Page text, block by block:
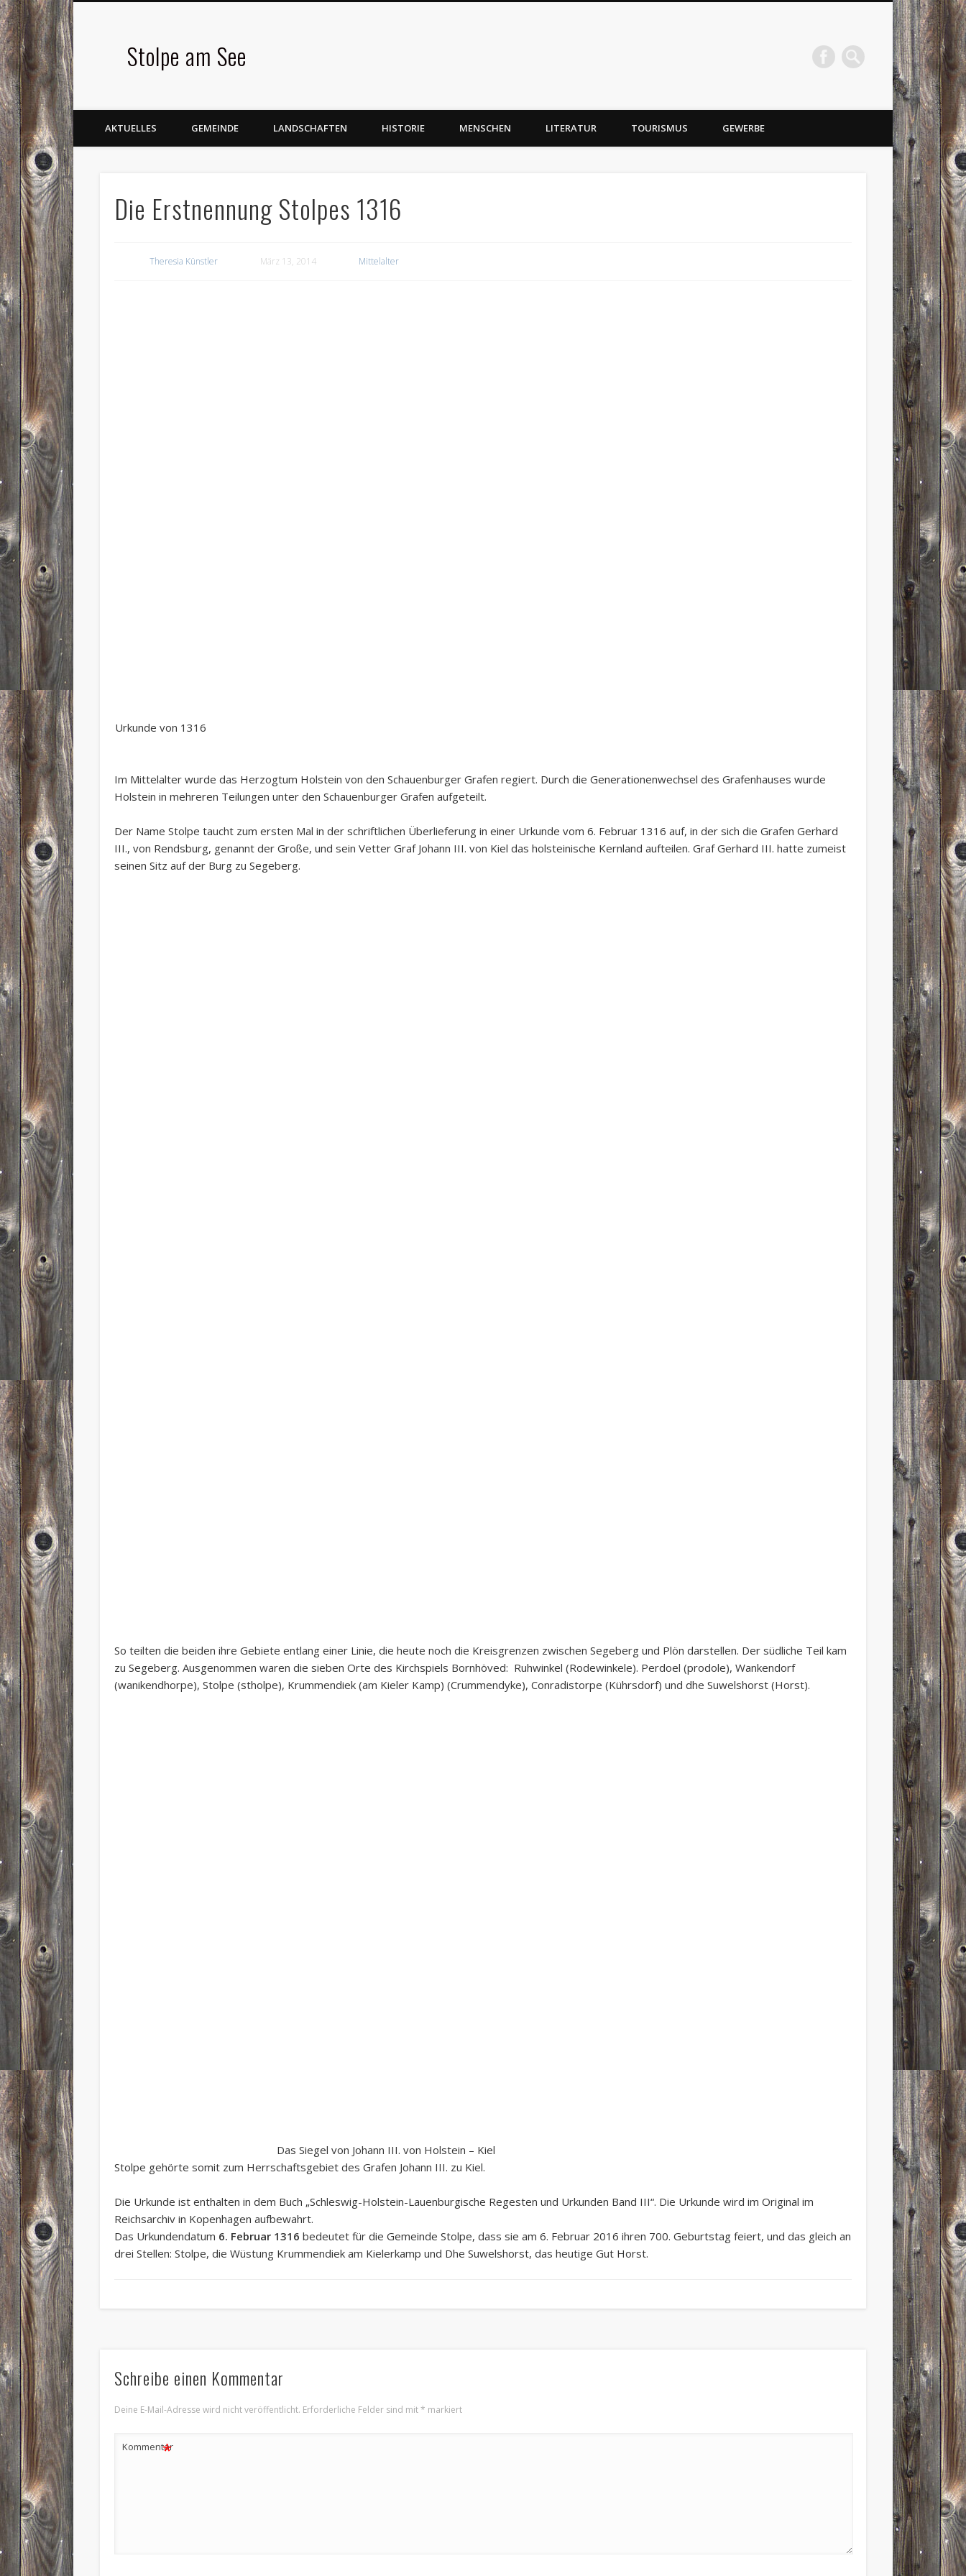
Stolpe am See
Facebook
AKTUELLES GEMEINDE LANDSCHAFTEN HISTORIE MENSCHEN LITERATUR TOURISMUS GEWERBE
Die Erstnennung Stolpes 1316
Theresia Künstler März 13, 2014 Mittelalter
Urkunde von 1316
Im Mittelalter wurde das Herzogtum Holstein von den Schauenburger Grafen regiert. Durch die Generationenwechsel des Grafenhauses wurde
Holstein in mehreren Teilungen unter den Schauenburger Grafen aufgeteilt.
Der Name Stolpe taucht zum ersten Mal in der schriftlichen Überlieferung in einer Urkunde vom 6. Februar 1316 auf, in der sich die Grafen Gerhard
III., von Rendsburg, genannt der Große, und sein Vetter Graf Johann III. von Kiel das holsteinische Kernland aufteilen. Graf Gerhard III. hatte zumeist
seinen Sitz auf der Burg zu Segeberg.
So teilten die beiden ihre Gebiete entlang einer Linie, die heute noch die Kreisgrenzen zwischen Segeberg und Plön darstellen. Der südliche Teil kam
zu Segeberg. Ausgenommen waren die sieben Orte des Kirchspiels Bornhöved: Ruhwinkel (Rodewinkele). Perdoel (prodole), Wankendorf
(wanikendhorpe), Stolpe (stholpe), Krummendiek (am Kieler Kamp) (Crummendyke), Conradistorpe (Kührsdorf) und dhe Suwelshorst (Horst).
Das Siegel von Johann III. von Holstein – Kiel
Stolpe gehörte somit zum Herrschaftsgebiet des Grafen Johann III. zu Kiel.
Die Urkunde ist enthalten in dem Buch „Schleswig-Holstein-Lauenburgische Regesten und Urkunden Band III“. Die Urkunde wird im Original im
Reichsarchiv in Kopenhagen aufbewahrt.
Das Urkundendatum 6. Februar 1316 bedeutet für die Gemeinde Stolpe, dass sie am 6. Februar 2016 ihren 700. Geburtstag feiert, und das gleich an
drei Stellen: Stolpe, die Wüstung Krummendiek am Kielerkamp und Dhe Suwelshorst, das heutige Gut Horst.
Schreibe einen Kommentar
Deine E-Mail-Adresse wird nicht veröffentlicht. Erforderliche Felder sind mit* markiert
Kommentar
*